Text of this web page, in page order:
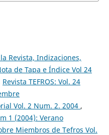
Revista, Indizaciones,
de Tapa e Índice Vol 24
Revista TEFROS: Vol. 24
Vol. 2 Num. 2. 2004 ,
1 (2004): Verano
Miembros de Tefros Vol.